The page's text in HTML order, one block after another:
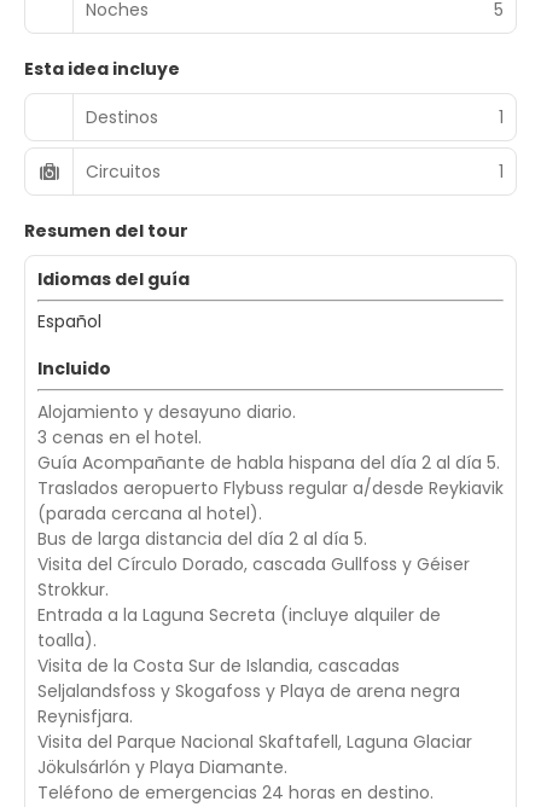
Noches 5
Esta idea incluye
Destinos
1
Circuitos 1
Resumen del tour
Idiomas del guía
Español
Incluido
Alojamiento y desayuno diario.
3 cenas en el hotel.
Guía Acompañante de habla hispana del día 2 al día 5.
Traslados aeropuerto Flybuss regular a/desde Reykiavik
(parada cercana al hotel).
Bus de larga distancia del día 2 al día 5.
Visita del Círculo Dorado, cascada Gullfoss y Géiser
Strokkur.
Entrada a la Laguna Secreta (incluye alquiler de
toalla).
Visita de la Costa Sur de Islandia, cascadas
Seljalandsfoss y Skogafoss y Playa de arena negra
Reynisfjara.
Visita del Parque Nacional Skaftafell, Laguna Glaciar
Jökulsárlón y Playa Diamante.
Teléfono de emergencias 24 horas en destino.